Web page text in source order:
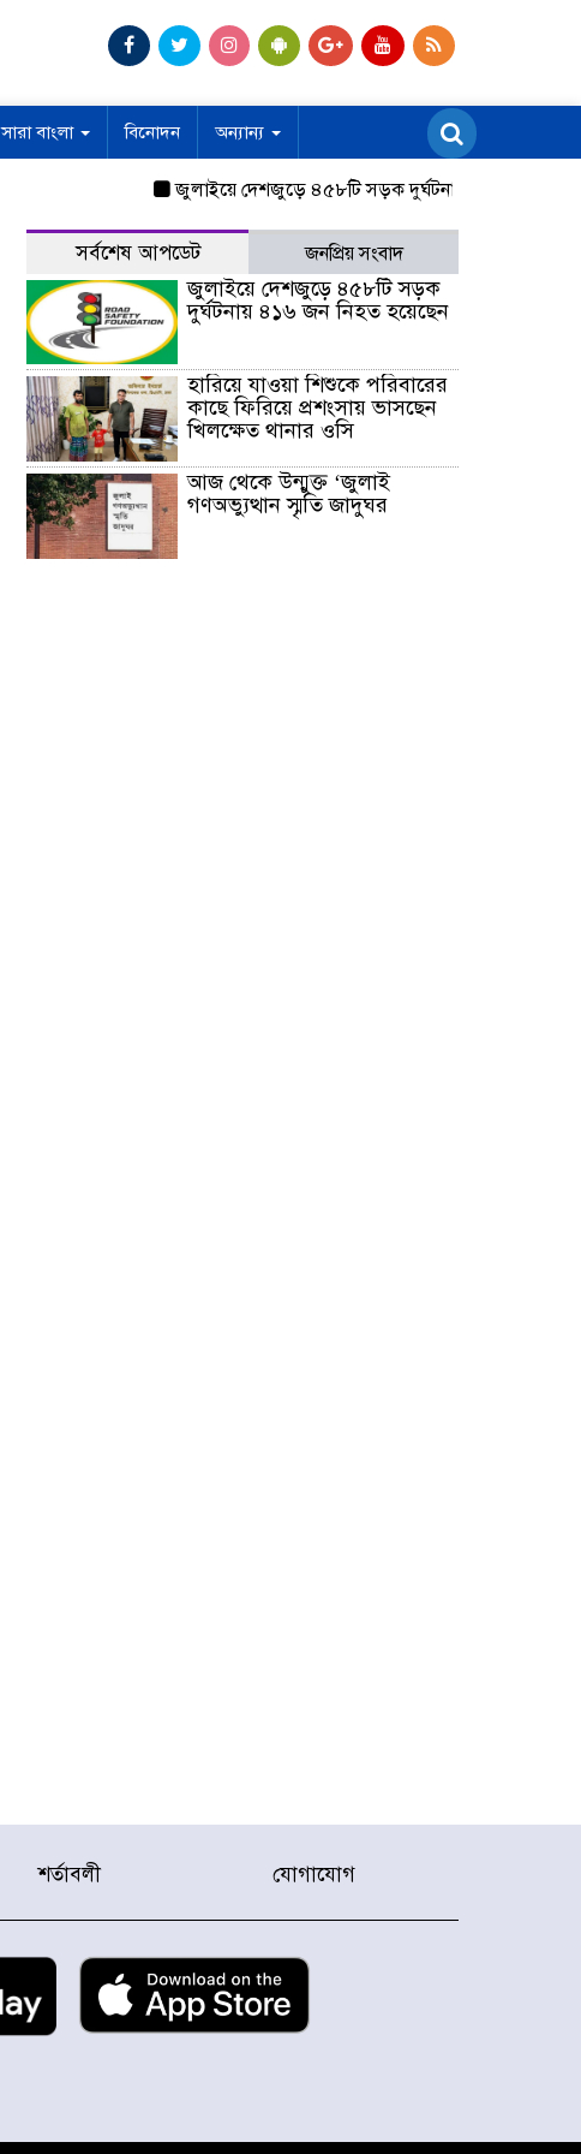
সারা বাংলা বিনোদন অন্যান্য
জুলাইয়ে দেশজুড়ে ৪৫৮টি সড়ক দুর্ঘটনায় ৪১৬ জন নিহত
সর্বশেষ আপডেট জনপ্রিয় সংবাদ
জুলাইয়ে দেশজুড়ে ৪৫৮টি সড়ক
দুর্ঘটনায় ৪১৬ জন নিহত হয়েছেন
হারিয়ে যাওয়া শিশুকে পরিবারের
কাছে ফিরিয়ে প্রশংসায় ভাসছেন
খিলক্ষেত থানার ওসি
আজ থেকে উন্মুক্ত ‘জুলাই
গণঅভ্যুত্থান স্মৃতি জাদুঘর
শর্তাবলী যোগাযোগ